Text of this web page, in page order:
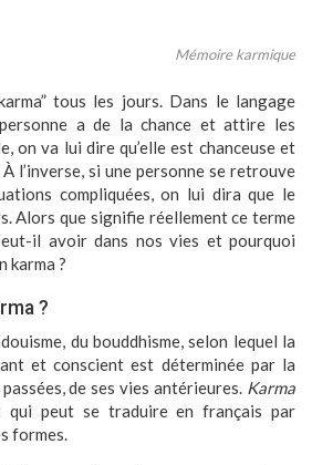
Mémoire karmique
tous les jours. Dans le langage
personne a de la chance et attire les
on va lui dire qu’elle est chanceuse et
À l’inverse, si une personne se retrouve
compliquées, on lui dira que le
Alors que signifie réellement ce terme
il avoir dans nos vies et pourquoi
karma ?
?
du bouddhisme, selon lequel la
et conscient est déterminée par la
de ses vies antérieures. Karma
qui peut se traduire en français par
formes.